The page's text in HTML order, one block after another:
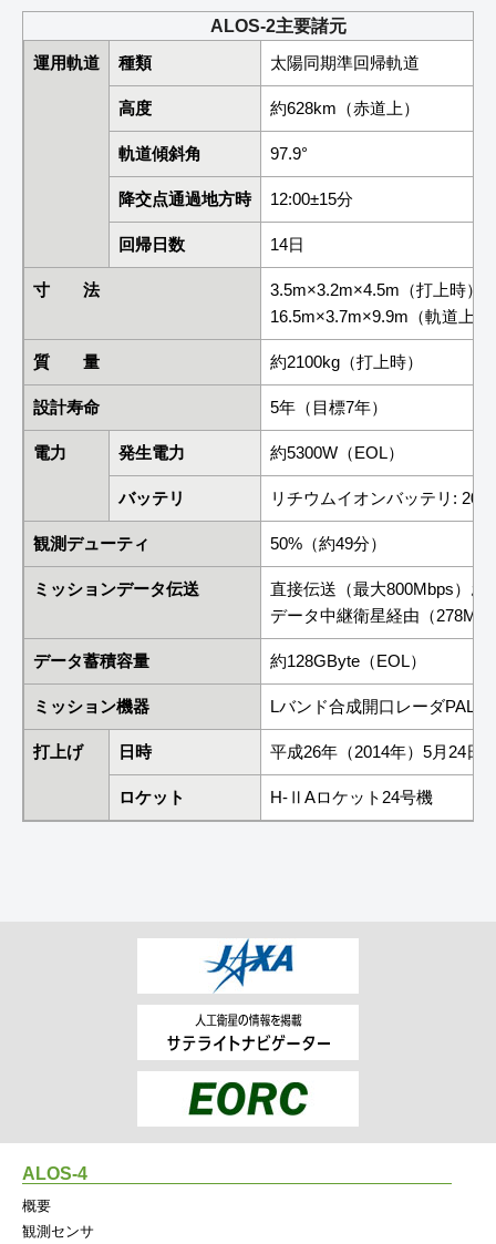
ALOS-2主要諸元
運用軌道
種類 太陽同期準回帰軌道
高度 約628km（赤道上）
軌道傾斜角 97.9°
降交点通過地方時 12:00±15分
回帰日数 14日
寸 法
3.5m×3.2m×4.5m（打上時）
16.5m×3.7m×9.9m（軌道上）
質 量 約2100kg（打上時）
設計寿命 5年（目標7年）
電力 発生電力 約5300W（EOL）
バッテリ リチウムイオンバッテリ:
観測デューティ 50%（約49分）
ミッションデータ伝送
直接伝送（最大800Mbps）お
データ中継衛星経由（
データ蓄積容量 約128GByte（EOL）
ミッション機器 Lバンド合成開口レーダ
打上げ 日時 平成26年（2014年）5月24日
ロケット H-ⅡAロケット24号機
ALOS-4
概要
観測センサ